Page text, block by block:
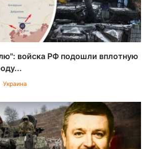
войска РФ подошли вплотную
Украина